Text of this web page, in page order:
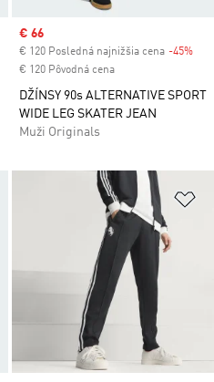
Sale price
€ 66
€ 120 Posledná najnižšia cena -45%
€ 120 Pôvodná cena
DŽÍNSY 90s ALTERNATIVE SPORT
WIDE LEG SKATER JEAN
Muži Originals
Pridať do zoznamu želaných